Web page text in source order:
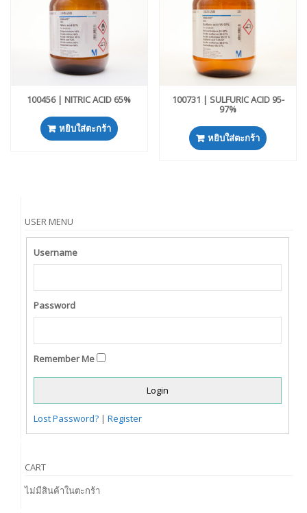
100456 | NITRIC ACID 65%
หยิบใส่ตะกร้า
100731 | SULFURIC ACID 95-
97%
หยิบใส่ตะกร้า
USER MENU
Username
Password
Remember Me
Lost Password? | Register
CART
ไม่มีสินค้าในตะกร้า